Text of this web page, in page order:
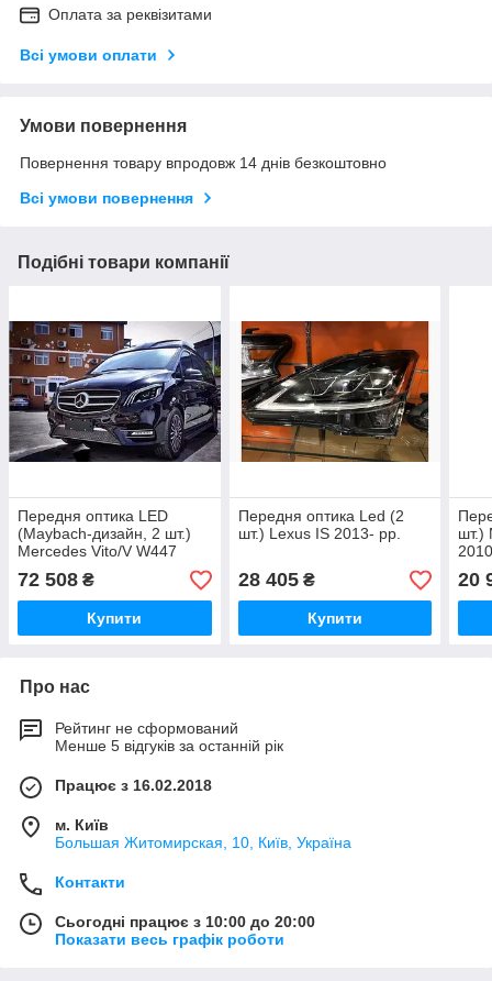
Оплата за реквізитами
Всі умови оплати
Умови повернення
Повернення товару впродовж 14 днів безкоштовно
Всі умови повернення
Подібні товари компанії
Передня оптика LED
(Maybach-дизайн, 2 шт.)
Mercedes Vito/V W447
2014<unk> рр.
72 508 ₴
Купити
Передня оптика Led (2
шт.) Lexus IS 2013- рр.
28 405₴
Купити
шт.)
20
Про нас
Рейтинг не сформований
Менше 5 відгуків за останній рік
Працює з 16.02.2018
м. Київ
Большая Житомирская, 10, Київ, Україна
Контакти
Сьогодні працює з 10:00 до 20:00
Показати весь графік роботи